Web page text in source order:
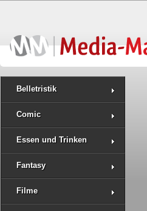
Belletristik
Comic
Essen und Trinken
Fantasy
Filme